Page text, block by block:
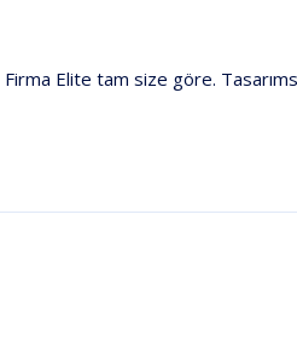
Firma Elite tam size göre.